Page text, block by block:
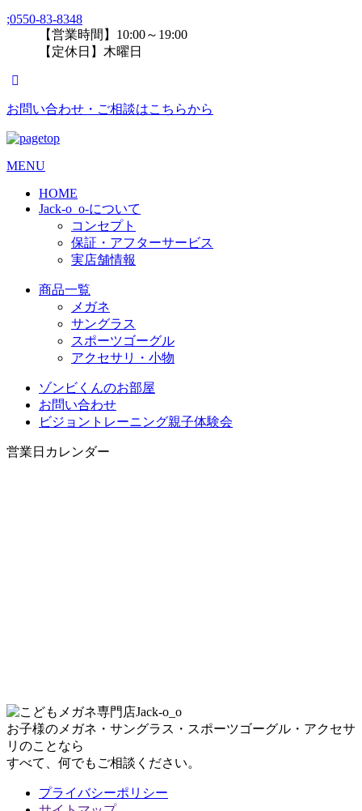
;0550-83-8348
【営業時間】10:00～19:00
【定休日】木曜日
お問い合わせ・ご相談はこちらから
MENU
HOME
Jack-o_o-について
コンセプト
保証・アフターサービス
実店舗情報
商品一覧
メガネ
サングラス
スポーツゴーグル
アクセサリ・小物
ゾンビくんのお部屋
お問い合わせ
ビジョントレーニング親子体験会
営業日カレンダー
お子様のメガネ・サングラス・スポーツゴーグル・アクセサ
リのことなら
すべて、何でもご相談ください。
プライバシーポリシー